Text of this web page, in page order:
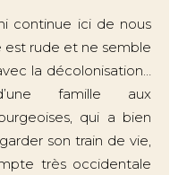
continue ici de nous
est rude et ne semble
la décolonisation…
famille aux
qui a bien
son train de vie,
très occidentale